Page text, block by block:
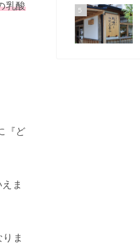
乳酸
『ど
ま
ま
5